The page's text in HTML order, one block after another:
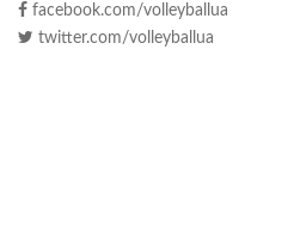
facebook.com/volleyballua
twitter.com/volleyballua